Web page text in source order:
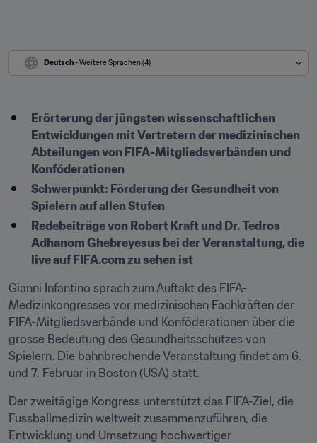
Deutsch - Weitere Sprachen (4)
Erörterung der jüngsten wissenschaftlichen
Entwicklungen mit Vertretern der medizinischen
Abteilungen von FIFA-Mitgliedsverbänden und
Konföderationen
Schwerpunkt: Förderung der Gesundheit von
Spielern auf allen Stufen
Redebeiträge von Robert Kraft und Dr. Tedros
Adhanom Ghebreyesus bei der Veranstaltung, die
live auf FIFA.com zu sehen ist
Gianni Infantino sprach zum Auftakt des FIFA-
Medizinkongresses vor medizinischen Fachkräften der
FIFA-Mitgliedsverbände und Konföderationen über die
grosse Bedeutung des Gesundheitsschutzes von
Spielern. Die bahnbrechende Veranstaltung findet am 6.
und 7. Februar in Boston (USA) statt.
Der zweitägige Kongress unterstützt das FIFA-Ziel, die
Fussballmedizin weltweit zusammenzuführen, die
Entwicklung und Umsetzung hochwertiger